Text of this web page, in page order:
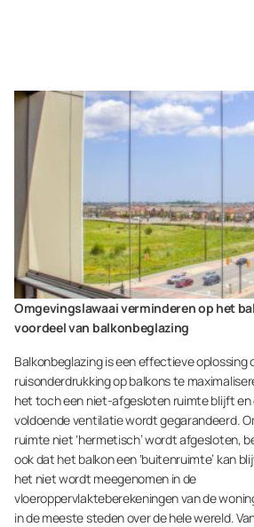
Omgevingslawaai verminderen op het
voordeel van balkonbeglazing
Balkonbeglazing is een effectieve oplossing
ruisonderdrukking op balkons te
het toch een niet-afgesloten ruimte blijft en
voldoende ventilatie wordt gegarandeerd.
ruimte niet ‘hermetisch’ wordt afgesloten,
ook dat het balkon een ‘buitenruimte’ kan
het niet wordt meegenomen in de
vloeroppervlakteberekeningen van de
in de meeste steden over de hele wereld.